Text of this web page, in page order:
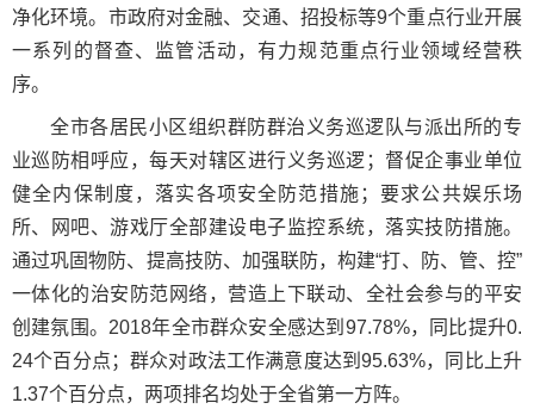
净化环境。市政府对金融、交通、招投标等9个重点行业开展
一系列的督查、监管活动，有力规范重点行业领域经营秩
序。
全市各居民小区组织群防群治义务巡逻队与派出所的专
业巡防相呼应，每天对辖区进行义务巡逻；督促企事业单位
健全内保制度，落实各项安全防范措施；要求公共娱乐场
所、网吧、游戏厅全部建设电子监控系统，落实技防措施。
通过巩固物防、提高技防、加强联防，构建“打、防、管、控”
一体化的治安防范网络，营造上下联动、全社会参与的平安
创建氛围。2018年全市群众安全感达到97.78%，同比提升0.
24个百分点；群众对政法工作满意度达到95.63%，同比上升
1.37个百分点，两项排名均处于全省第一方阵。